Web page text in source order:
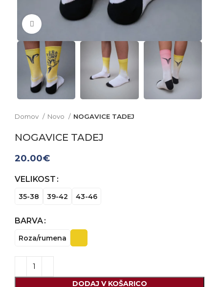
Click to enlarge
Domov Novo NOGAVICE TADEJ
NOGAVICE TADEJ
20.00€
VELIKOST
35-38 39-42 43-46
BARVA
Roza/rumena
DODAJ V KOŠARICO